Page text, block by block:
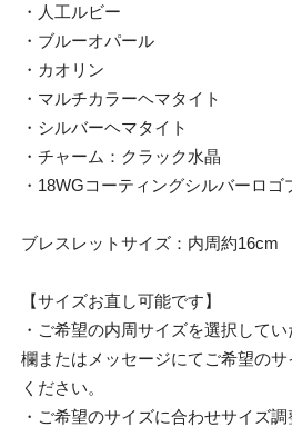
・人工ルビー
・ブルーオパール
・カオリン
・マルチカラーヘマタイト
・シルバーヘマタイト
・チャーム：クラック水晶
・18WGコーティングシルバーロゴ
ブレスレットサイズ：内周約16cm
【サイズお直し可能です】
・ご希望の内周サイズを選択して
欄またはメッセージにてご希望の
ください。
・ご希望のサイズに合わせサイズ